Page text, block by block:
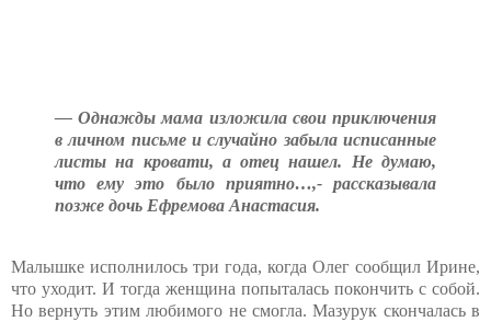
— Однажды мама изложила свои приключения
в личном письме и случайно забыла исписанные
листы на кровати, а отец нашел. Не думаю,
что ему это было приятно…,- рассказывала
позже дочь Ефремова Анастасия.
Малышке исполнилось три года, когда Олег сообщил Ирине,
что уходит. И тогда женщина попыталась покончить с собой.
Но вернуть этим любимого не смогла. Мазурук скончалась в